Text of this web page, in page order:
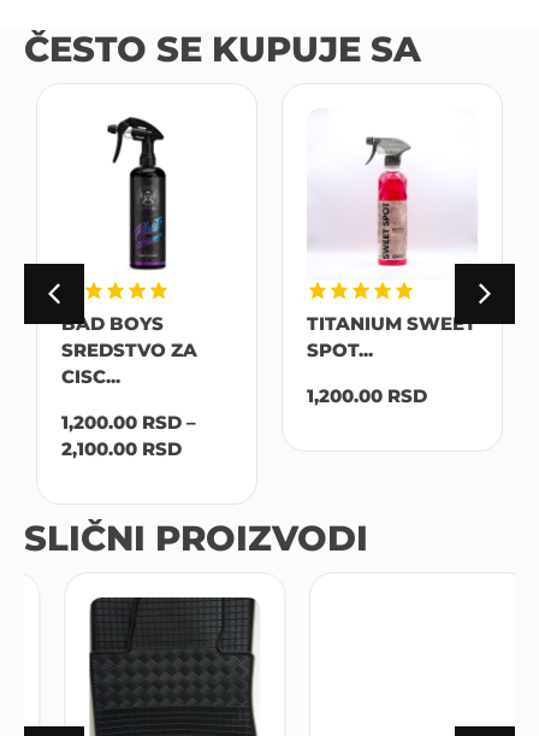
ČESTO SE KUPUJE SA
BAD BOYS
SREDSTVO ZA
CISC...
1,200.00 RSD –
2,100.00 RSD
TITANIUM SWEET
SPOT...
1,200.00 RSD
SLIČNI PROIZVODI